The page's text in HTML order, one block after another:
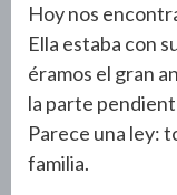
Hoy nos
Ella estaba con
éramos el gran
la parte
Parece una ley:
familia.